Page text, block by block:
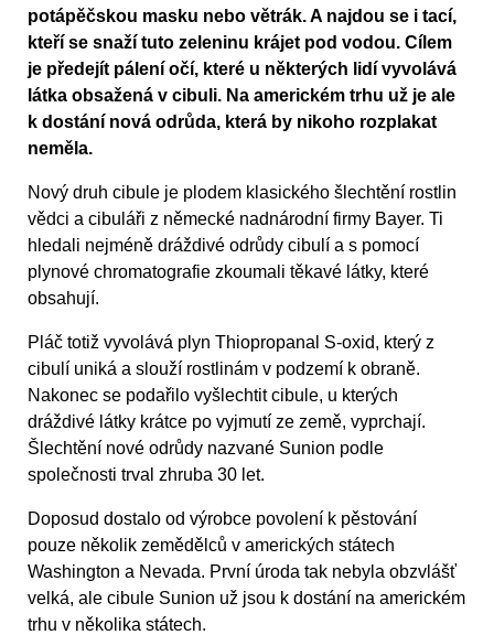
potápěčskou masku nebo větrák. A najdou se i tací,
kteří se snaží tuto zeleninu krájet pod vodou. Cílem
je předejít pálení očí, které u některých lidí vyvolává
látka obsažená v cibuli. Na americkém trhu už je ale
k dostání nová odrůda, která by nikoho rozplakat
neměla.
Nový druh cibule je plodem klasického šlechtění rostlin
vědci a cibuláři z německé nadnárodní firmy Bayer. Ti
hledali nejméně dráždivé odrůdy cibulí a s pomocí
plynové chromatografie zkoumali těkavé látky, které
obsahují.
Pláč totiž vyvolává plyn Thiopropanal S-oxid, který z
cibulí uniká a slouží rostlinám v podzemí k obraně.
Nakonec se podařilo vyšlechtit cibule, u kterých
dráždivé látky krátce po vyjmutí ze země, vyprchají.
Šlechtění nové odrůdy nazvané Sunion podle
společnosti trval zhruba 30 let.
Doposud dostalo od výrobce povolení k pěstování
pouze několik zemědělců v amerických státech
Washington a Nevada. První úroda tak nebyla obzvlášť
velká, ale cibule Sunion už jsou k dostání na americkém
trhu v několika státech.